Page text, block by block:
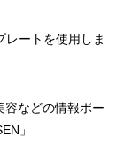
ートを使用しま
容などの情報ポー
」